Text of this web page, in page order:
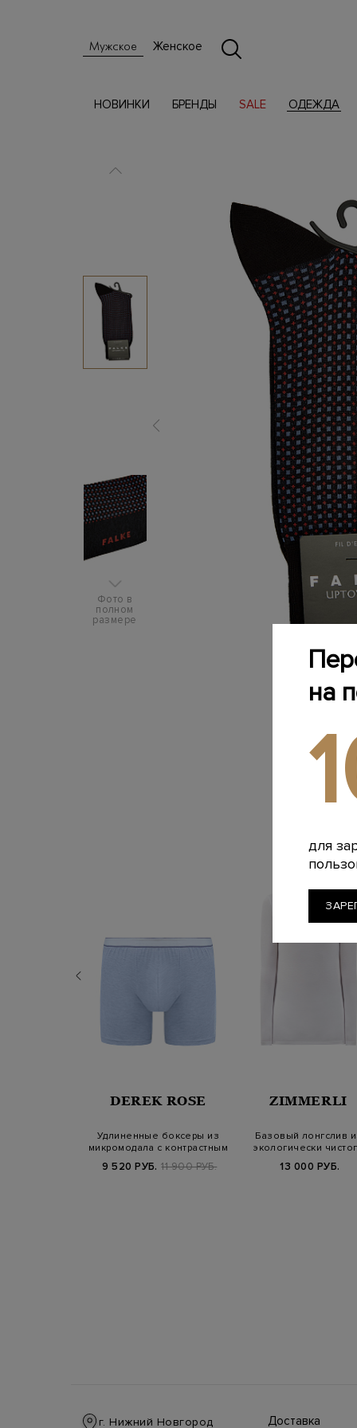
Мужское Женское
НОВИНКИ БРЕНДЫ SALE ОДЕЖДА
Фото в
полном
размере
DEREK ROSE
Удлиненные боксеры из
микромодала с контрастным
9 520 РУБ. 11 900 РУБ.
ZIMMERLI
Базовый лонгслив
экологически
13 000 РУБ.
г. Нижний Новгород Доставка
на
для